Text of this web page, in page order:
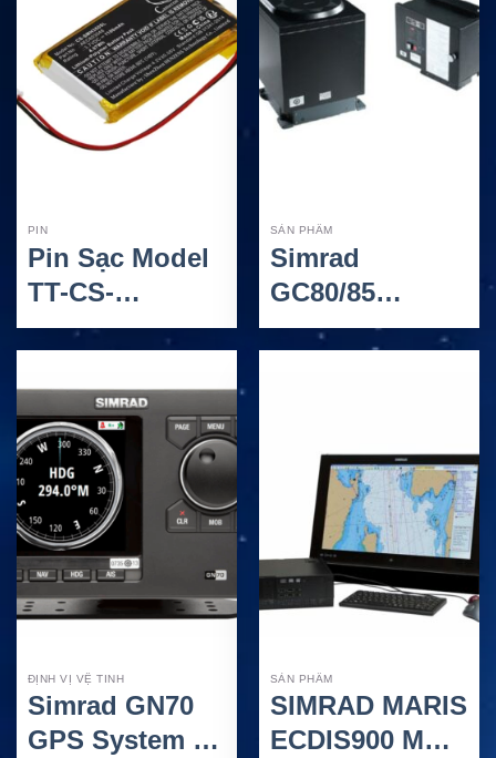
PIN
Pin Sạc Model
TT-CS-
SMH350SL
Simrad Cho Bộ
Đàm HS35
SẢN PHẨM
Simrad
GC80/85
Gyrocompass –
La Bàn Con
Biển Và Tàu
Cao Tốc
ĐỊNH VỊ VỆ TINH
Simrad GN70
GPS System –
SẢN PHẨM
SIMRAD MARIS
ECDIS900 MK5